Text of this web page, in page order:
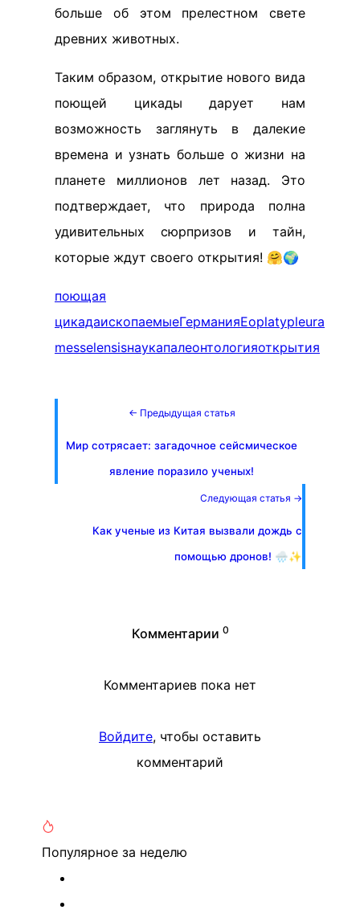
больше об этом прелестном свете
древних животных.
Таким образом, открытие нового вида
поющей цикады дарует нам
возможность заглянуть в далекие
времена и узнать больше о жизни на
планете миллионов лет назад. Это
подтверждает, что природа полна
удивительных сюрпризов и тайн,
которые ждут своего открытия! 🤗🌍
поющая
цикадаископаемыеГерманияEoplatypleura
messelensisнаукапалеонтологияоткрытия
← Предыдущая статья
Мир сотрясает: загадочное сейсмическое
явление поразило ученых!
Следующая статья →
Как ученые из Китая вызвали дождь с
помощью дронов! 🌧️✨
Комментарии 0
Комментариев пока нет
Войдите, чтобы оставить
комментарий
Популярное за неделю